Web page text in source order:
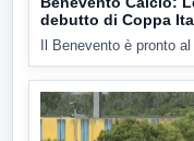
debutto di Coppa
Il Benevento è pronto